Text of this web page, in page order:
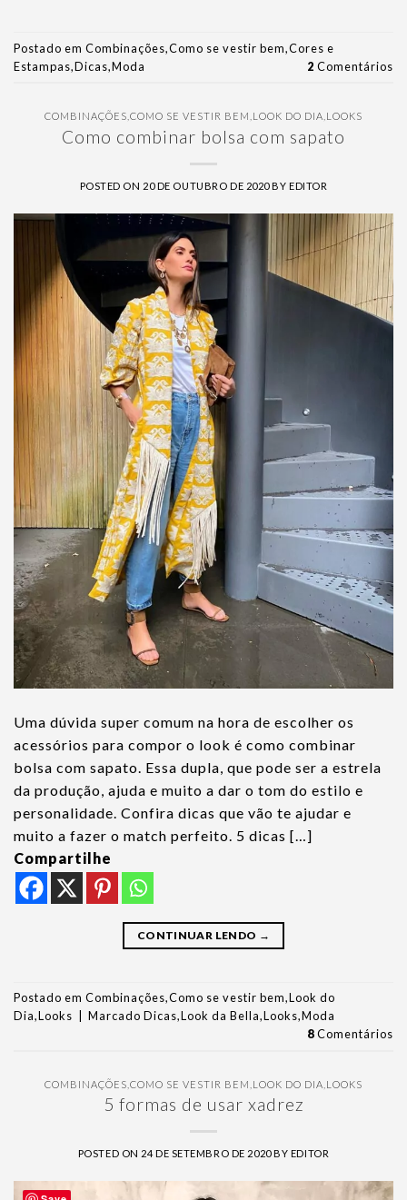
Postado em Combinações,Como se vestir bem,Cores e
Estampas,Dicas,Moda 2 Comentários
COMBINAÇÕES COMO SE VESTIR BEM LOOK DO DIA LOOKS
Como combinar bolsa com sapato
POSTED ON 20 DE OUTUBRO DE 2020BYEDITOR
Uma dúvida super comum na hora de escolher os
acessórios para compor o look é como combinar
bolsa com sapato. Essa dupla, que pode ser a estrela
da produção, ajuda e muito a dar o tom do estilo e
personalidade. Confira dicas que vão te ajudar e
muito a fazer o match perfeito. 5 dicas […]
Compartilhe
CONTINUAR LENDO →
Postado em Combinações,Como se vestir bem,Look do
Dia,Looks Marcado Dicas,Look da Bella,Looks,Moda
8Comentários
COMBINAÇÕES COMO SE VESTIR BEM LOOK DO DIA LOOKS
5 formas de usar xadrez
POSTED ON 24 DE SETEMBRO DE 2020BY EDITOR